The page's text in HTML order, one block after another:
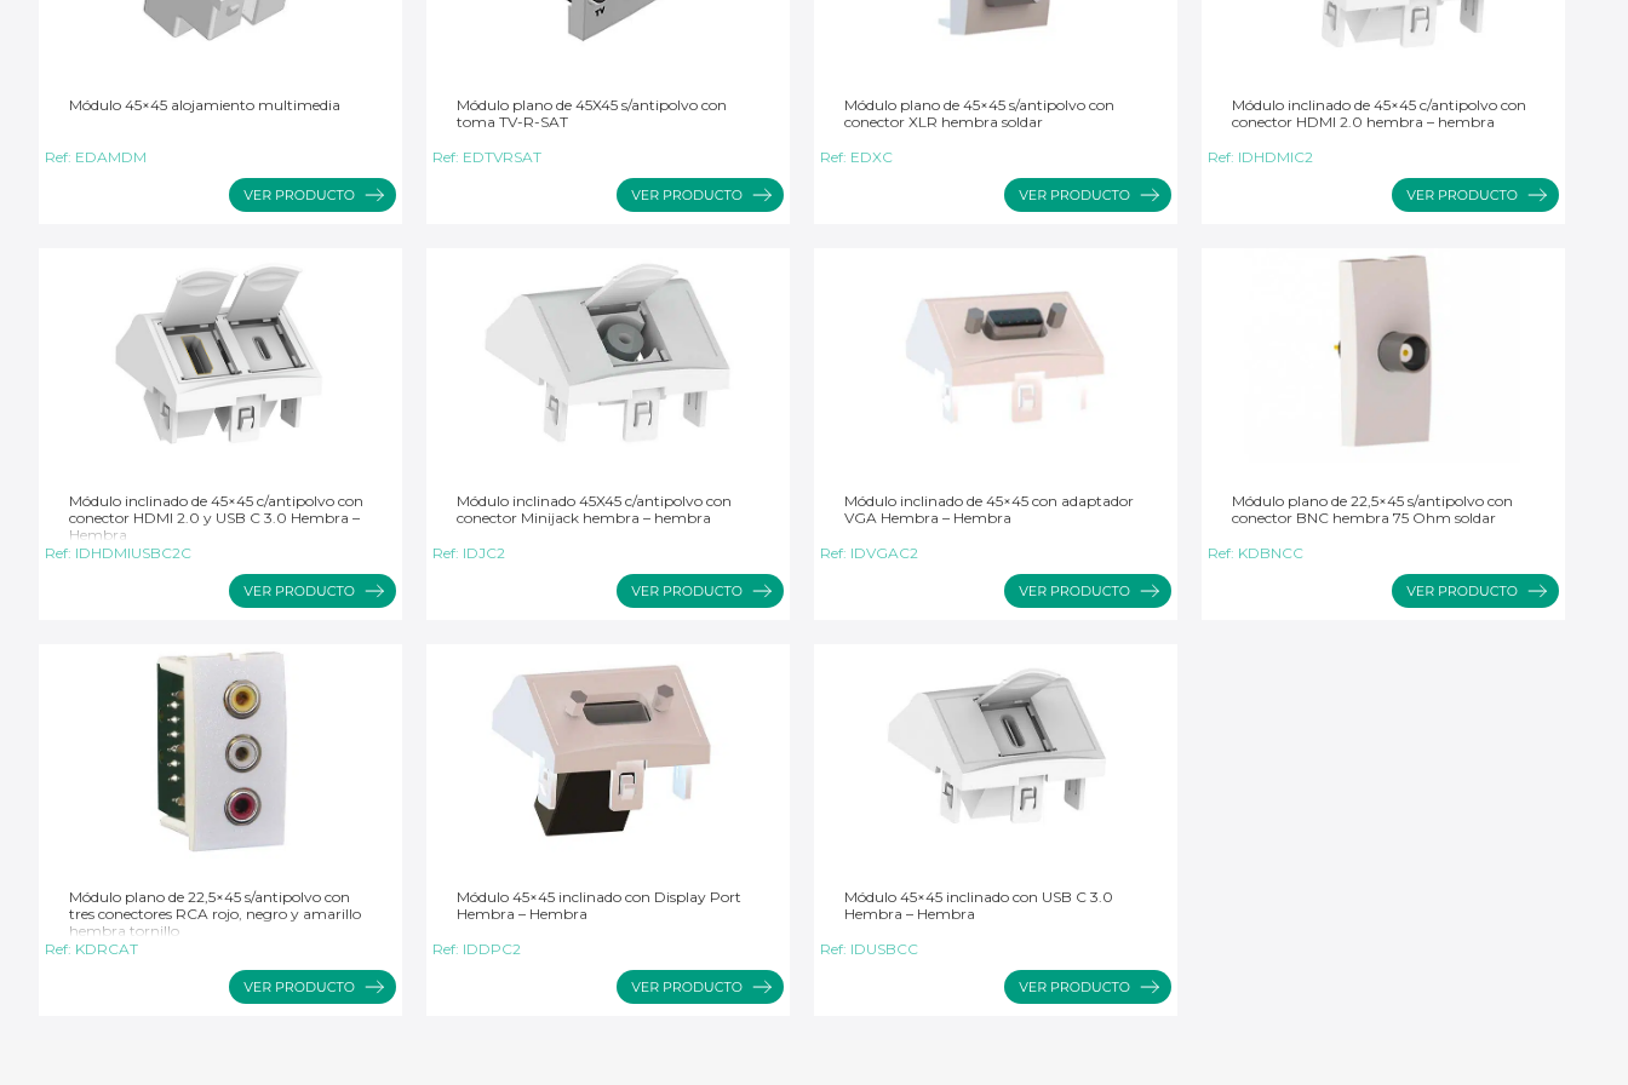
Módulo 45×45 alojamiento multimedia
Ref: EDAMDM
Módulo plano de 45X45 s/antipolvo con
toma TV-R-SAT
Ref: EDTVRSAT
Módulo plano de 45×45 s/antipolvo con
conector XLR hembra soldar
Ref: EDXC
Módulo inclinado de 45×45 c/antipolvo con
conector HDMI 2.0 hembra – hembra
Ref: IDHDMIC2
Módulo inclinado de 45×45 c/antipolvo con
conector HDMI 2.0 y USB C 3.0 Hembra –
Hembra
Ref: IDHDMIUSBC2C
Módulo inclinado 45X45 c/antipolvo con
conector Minijack hembra – hembra
Ref: IDJC2
Módulo inclinado de 45×45 con adaptador
VGA Hembra – Hembra
Ref: IDVGAC2
Módulo plano de 22,5×45 s/antipolvo con
conector BNC hembra 75 Ohm soldar
Ref: KDBNCC
Módulo plano de 22,5×45 s/antipolvo con
tres conectores RCA rojo, negro y amarillo
hembra tornillo
Ref: KDRCAT
Módulo 45×45 inclinado con Display Port
Hembra – Hembra
Ref: IDDPC2
Módulo 45×45 inclinado con USB C 3.0
Hembra – Hembra
Ref: IDUSBCC